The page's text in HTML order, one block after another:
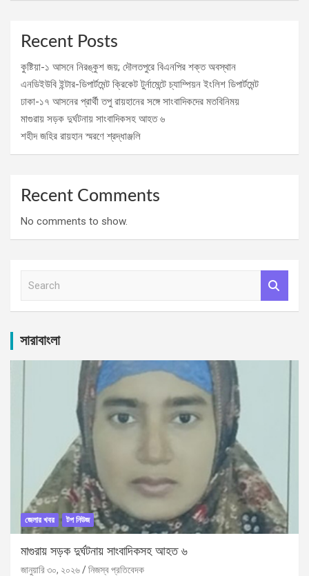
Recent Posts
কুষ্টিয়া-১ আসনে নিরঙ্কুশ জয়; দৌলতপুরে বিএনপির শক্ত অবস্থান
এনডিইউবি ইন্টার-ডিপার্টমেন্ট ক্রিকেট টুর্নামেন্টে চ্যাম্পিয়ন ইংলিশ ডিপার্টমেন্ট
ঢাকা-১৭ আসনের প্রার্থী তপু রায়হানের সঙ্গে সাংবাদিকদের মতবিনিময়
মাগুরায় সড়ক দুর্ঘটনায় সাংবাদিকসহ আহত ৬
শহীদ জহির রায়হান স্মরণে শ্রদ্ধাঞ্জলি
Recent Comments
No comments to show.
c
সারাবাংলা
জেলার খবর টপ নিউজ
মাগুরায় সড়ক দুর্ঘটনায় সাংবাদিকসহ আহত ৬
জানুয়ারি ৩০, ২০২৬ নিজস্ব প্রতিবেদক